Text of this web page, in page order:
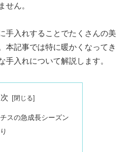
せん。
手入れすることでたくさんの美
本記事では特に暖かくなってき
手入れについて解説します。
スの急成長シーズン